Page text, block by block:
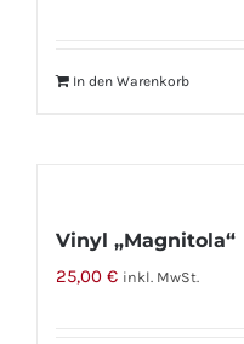
In den Warenkorb
Vinyl „Magnitola“
25,00 € inkl. MwSt.